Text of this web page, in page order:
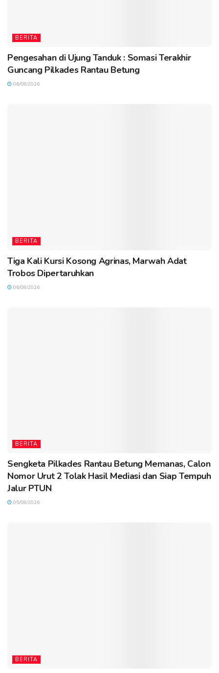
BERITA
Pengesahan di Ujung Tanduk : Somasi Terakhir
Guncang Pilkades Rantau Betung
06/08/2026
BERITA
Tiga Kali Kursi Kosong Agrinas, Marwah Adat
Trobos Dipertaruhkan
06/08/2026
BERITA
Sengketa Pilkades Rantau Betung Memanas, Calon
Nomor Urut 2 Tolak Hasil Mediasi dan Siap Tempuh
Jalur PTUN
05/08/2026
BERITA